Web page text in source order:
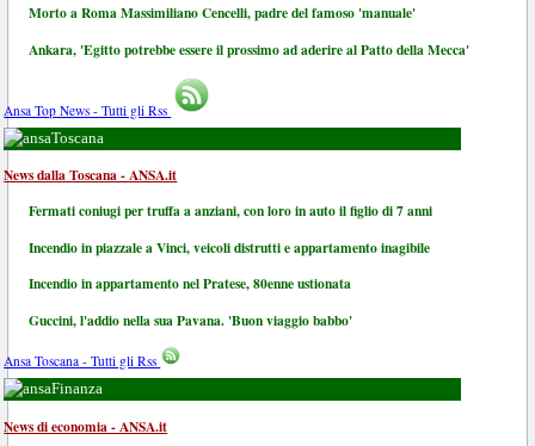
Morto a Roma Massimiliano Cencelli, padre del famoso 'manuale'
Ankara, 'Egitto potrebbe essere il prossimo ad aderire al Patto della Mecca'
Ansa Top News - Tutti gli Rss
Toscana
News dalla Toscana - ANSA.it
Fermati coniugi per truffa a anziani, con loro in auto il figlio di 7 anni
Incendio in piazzale a Vinci, veicoli distrutti e appartamento inagibile
Incendio in appartamento nel Pratese, 80enne ustionata
Guccini, l'addio nella sua Pavana. 'Buon viaggio babbo'
Ansa Toscana - Tutti gli Rss
Finanza
News di economia - ANSA.it